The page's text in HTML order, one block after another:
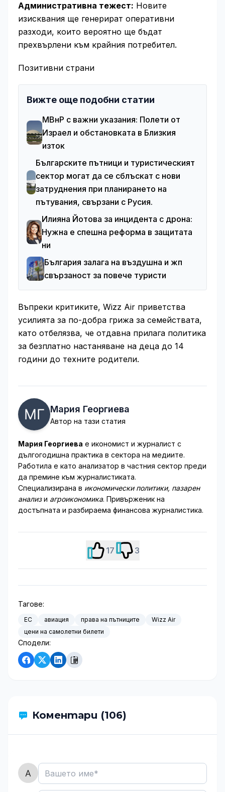
Административна тежест: Новите
изисквания ще генерират оперативни
разходи, които вероятно ще бъдат
прехвърлени към крайния потребител.
Позитивни страни
Вижте още подобни статии
МВнР с важни указания: Полети от
Израел и обстановката в Близкия
изток
Българските пътници и туристическият
сектор могат да се сблъскат с нови
затруднения при планирането на
пътувания, свързани с Русия.
Илияна Йотова за инцидента с дрона:
Нужна е спешна реформа в защитата
ни
България залага на въздушна и жп
свързаност за повече туристи
Въпреки критиките, Wizz Air приветства
усилията за по-добра грижа за семействата,
като отбелязва, че отдавна прилага политика
за безплатно настаняване на деца до 14
години до техните родители.
Мария Георгиева
Автор на тази статия
Мария Георгиева е икономист и журналист с
дългогодишна практика в сектора на медиите.
Работила е като анализатор в частния сектор преди
да премине към журналистиката.
Специализирана в икономически политики, пазарен
анализи агроикономика. Привърженик на
достъпната и разбираема финансова журналистика.
17 3
Тагове:
ЕС авиация права на пътниците
Wizz Air
цени на самолетни билети
Сподели:
Коментари (106)